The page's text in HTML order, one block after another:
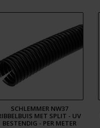
SCHLEMMER NW37
MET SPLIT - UV
BESTENDIG - PER METER